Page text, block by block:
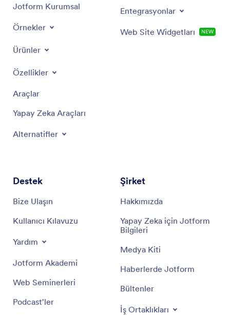
Jotform Kurumsal
Örnekler
Ürünler
Özellikler
Araçlar
Yapay Zeka Araçları
Alternatifler
Entegrasyonlar
Web Site Widgetları NEW
Destek
Bize Ulaşın
Kullanıcı Kılavuzu
Yardım
Jotform Akademi
Web Seminerleri
Podcast'ler
Şirket
Hakkımızda
Yapay Zeka için Jotform
Bilgileri
Medya Kiti
Haberlerde Jotform
Bültenler
İş Ortaklıkları